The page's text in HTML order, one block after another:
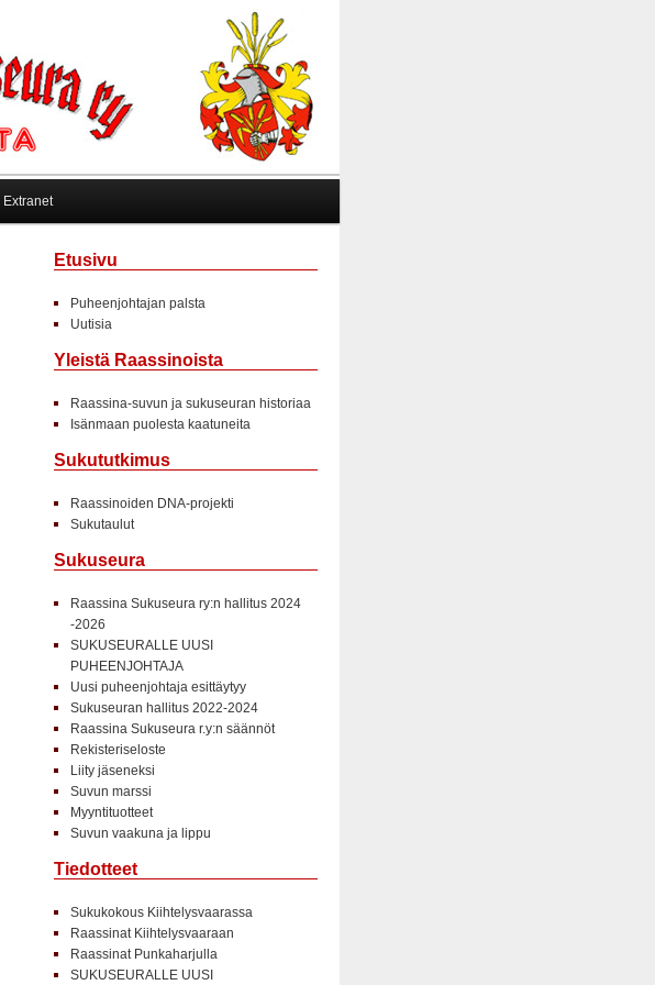
Extranet
Etusivu
Puheenjohtajan palsta
Uutisia
Yleistä Raassinoista
Raassina-suvun ja sukuseuran historiaa
Isänmaan puolesta kaatuneita
Sukututkimus
Raassinoiden DNA-projekti
Sukutaulut
Sukuseura
Raassina Sukuseura ry:n hallitus 2024
-2026
SUKUSEURALLE UUSI
PUHEENJOHTAJA
Uusi puheenjohtaja esittäytyy
Sukuseuran hallitus 2022-2024
Raassina Sukuseura r.y:n säännöt
Rekisteriseloste
Liity jäseneksi
Suvun marssi
Myyntituotteet
Suvun vaakuna ja lippu
Tiedotteet
Sukukokous Kiihtelysvaarassa
Raassinat Kiihtelysvaaraan
Raassinat Punkaharjulla
SUKUSEURALLE UUSI